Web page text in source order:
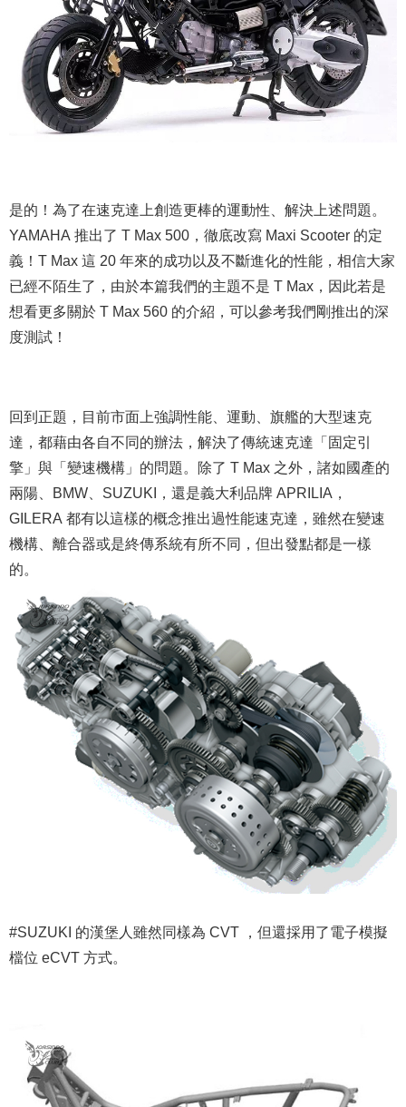
是的！為了在速克達上創造更棒的運動性、解決上述問題。
YAMAHA 推出了 T Max 500，徹底改寫 Maxi Scooter 的定
義！T Max 這 20 年來的成功以及不斷進化的性能，相信大家
已經不陌生了，由於本篇我們的主題不是 T Max，因此若是
想看更多關於 T Max 560 的介紹，可以參考我們剛推出的深
度測試！
回到正題，目前市面上強調性能、運動、旗艦的大型速克
達，都藉由各自不同的辦法，解決了傳統速克達「固定引
擎」與「變速機構」的問題。除了 T Max 之外，諸如國產的
兩陽、BMW、SUZUKI，還是義大利品牌 APRILIA，
GILERA 都有以這樣的概念推出過性能速克達，雖然在變速
機構、離合器或是終傳系統有所不同，但出發點都是一樣
的。
#SUZUKI 的漢堡人雖然同樣為 CVT ，但還採用了電子模擬
檔位 eCVT 方式。